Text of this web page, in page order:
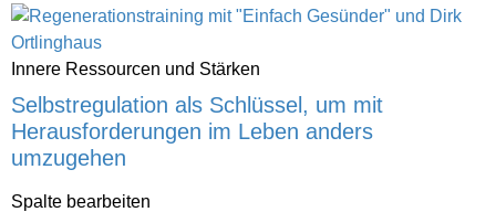
Innere Ressourcen und Stärken
Selbstregulation als Schlüssel, um mit
Herausforderungen im Leben anders
umzugehen
Spalte bearbeiten